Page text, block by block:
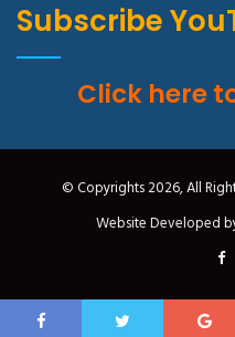
Subscribe
Click here
© Copyrights 2026, All
Website Developed